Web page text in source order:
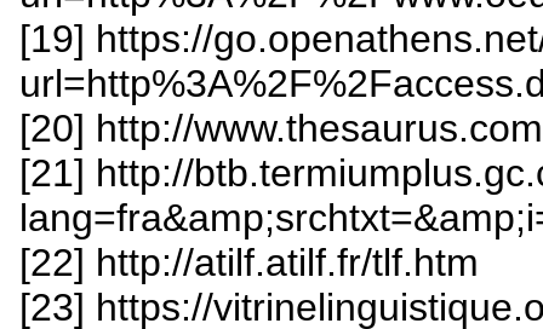
[19] https://
[20] http://
[21] http://
[22] http://atilf.atilf.fr/tlf.htm
[23] https://